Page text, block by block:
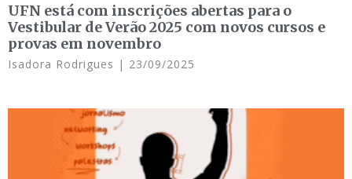
UFN está com inscrições abertas para o
Vestibular de Verão 2025 com novos cursos e
provas em novembro
Isadora Rodrigues 23/09/2025